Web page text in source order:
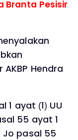
Branta Pesisir
Hendra
1 ayat (1) UU
55 ayat 1
Jo pasal 55